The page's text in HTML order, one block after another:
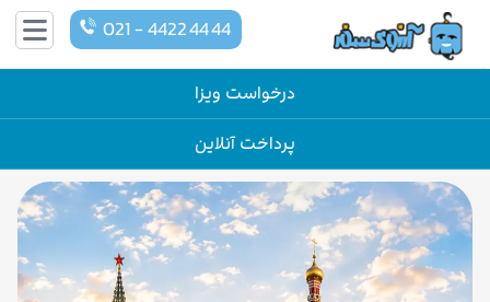
021 - 4422 44 44
درخواست ویزا
پرداخت آنلاین